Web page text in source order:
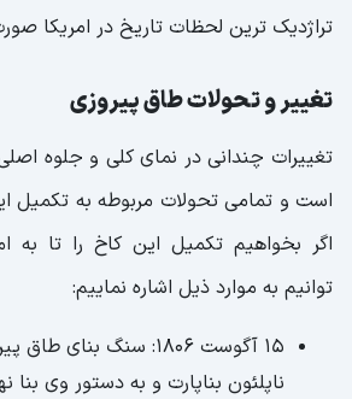
تراژدیک ترین لحظات تاریخ در امریکا
تغییر و تحولات طاق پیروزی
تغییرات چندانی در نمای کلی و جلوه
است و تمامی تحولات مربوطه به تکمیل
اگر بخواهیم تکمیل این کاخ را تا به
توانیم به موارد ذیل اشاره نماییم:
15 آگوست 1806: سنگ بنای
ناپلئون بناپارت و به دستور وی بنا